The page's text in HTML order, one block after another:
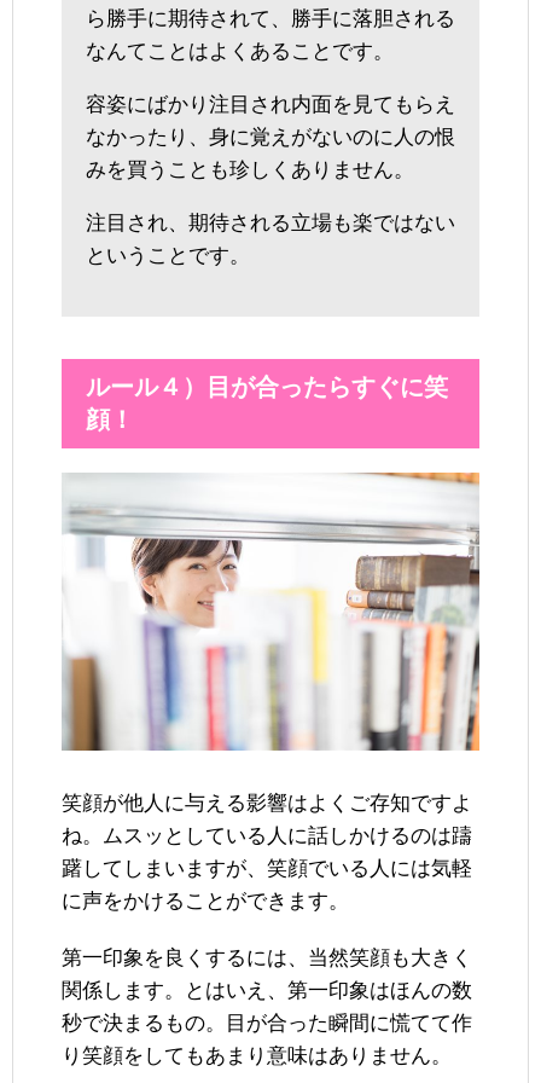
ら勝手に期待されて、勝手に落胆される
なんてことはよくあることです。
容姿にばかり注目され内面を見てもらえ
なかったり、身に覚えがないのに人の恨
みを買うことも珍しくありません。
注目され、期待される立場も楽ではない
ということです。
ルール４）目が合ったらすぐに笑
顔！
笑顔が他人に与える影響はよくご存知ですよ
ね。ムスッとしている人に話しかけるのは躊
躇してしまいますが、笑顔でいる人には気軽
に声をかけることができます。
第一印象を良くするには、当然笑顔も大きく
関係します。とはいえ、第一印象はほんの数
秒で決まるもの。目が合った瞬間に慌てて作
り笑顔をしてもあまり意味はありません。